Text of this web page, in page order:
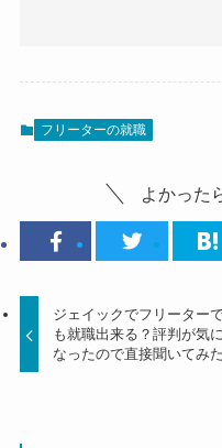
フリーターの就職
よかった
ジェイックでフリーター
も就職出来る？評判が気に
なったので直接聞いてみた